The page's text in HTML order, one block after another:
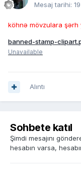
Mesaj tarihi:
köhnə mövzulara şərh
banned-stamp-
Unavailable
Alıntı
Sohbete katıl
Şimdi mesajını
hesabın varsa,